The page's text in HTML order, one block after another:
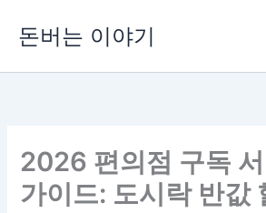
로
돈버는 이야기
2026 편의점 구독
가이드: 도시락 반값